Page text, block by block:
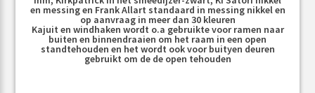
en messing en Frank Allart standaard in messing nikkel en
op aanvraag in meer dan 30 kleuren
Kajuit en windhaken wordt o.a gebruikte voor ramen naar
buiten en binnendraaien om het raam in een open
standtehouden en het wordt ook voor buityen deuren
gebruikt om de de open tehouden